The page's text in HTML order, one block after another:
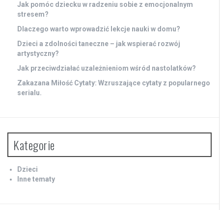
Jak pomóc dziecku w radzeniu sobie z emocjonalnym
stresem?
Dlaczego warto wprowadzić lekcje nauki w domu?
Dzieci a zdolności taneczne – jak wspierać rozwój
artystyczny?
Jak przeciwdziałać uzależnieniom wśród nastolatków?
Zakazana Miłość Cytaty: Wzruszające cytaty z popularnego
serialu.
Kategorie
Dzieci
Inne tematy